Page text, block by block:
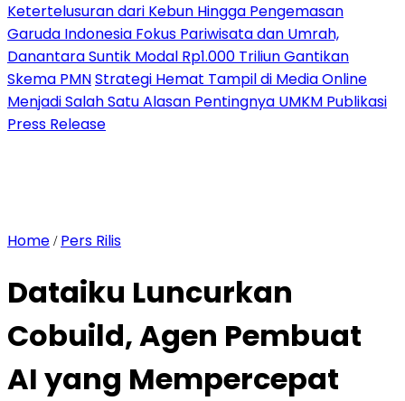
Ketertelusuran dari Kebun Hingga Pengemasan
Garuda Indonesia Fokus Pariwisata dan Umrah,
Danantara Suntik Modal Rp1.000 Triliun Gantikan
Skema PMNStrategi Hemat Tampil di Media Online
Menjadi Salah Satu Alasan Pentingnya UMKM Publikasi
Press Release
Home / Pers Rilis
Dataiku Luncurkan
Cobuild, Agen Pembuat
AI yang Mempercepat